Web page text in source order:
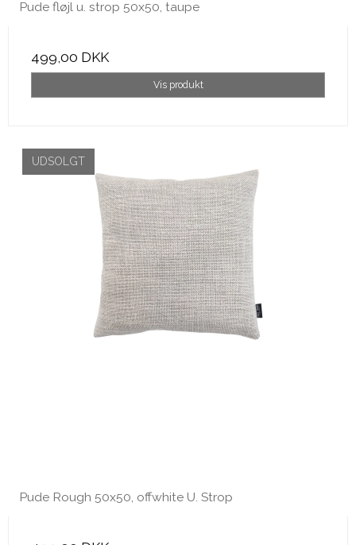
Pude fløjl u. strop 50x50, taupe
499,00 DKK
Vis produkt
UDSOLGT
Pude Rough 50x50, offwhite U. Strop